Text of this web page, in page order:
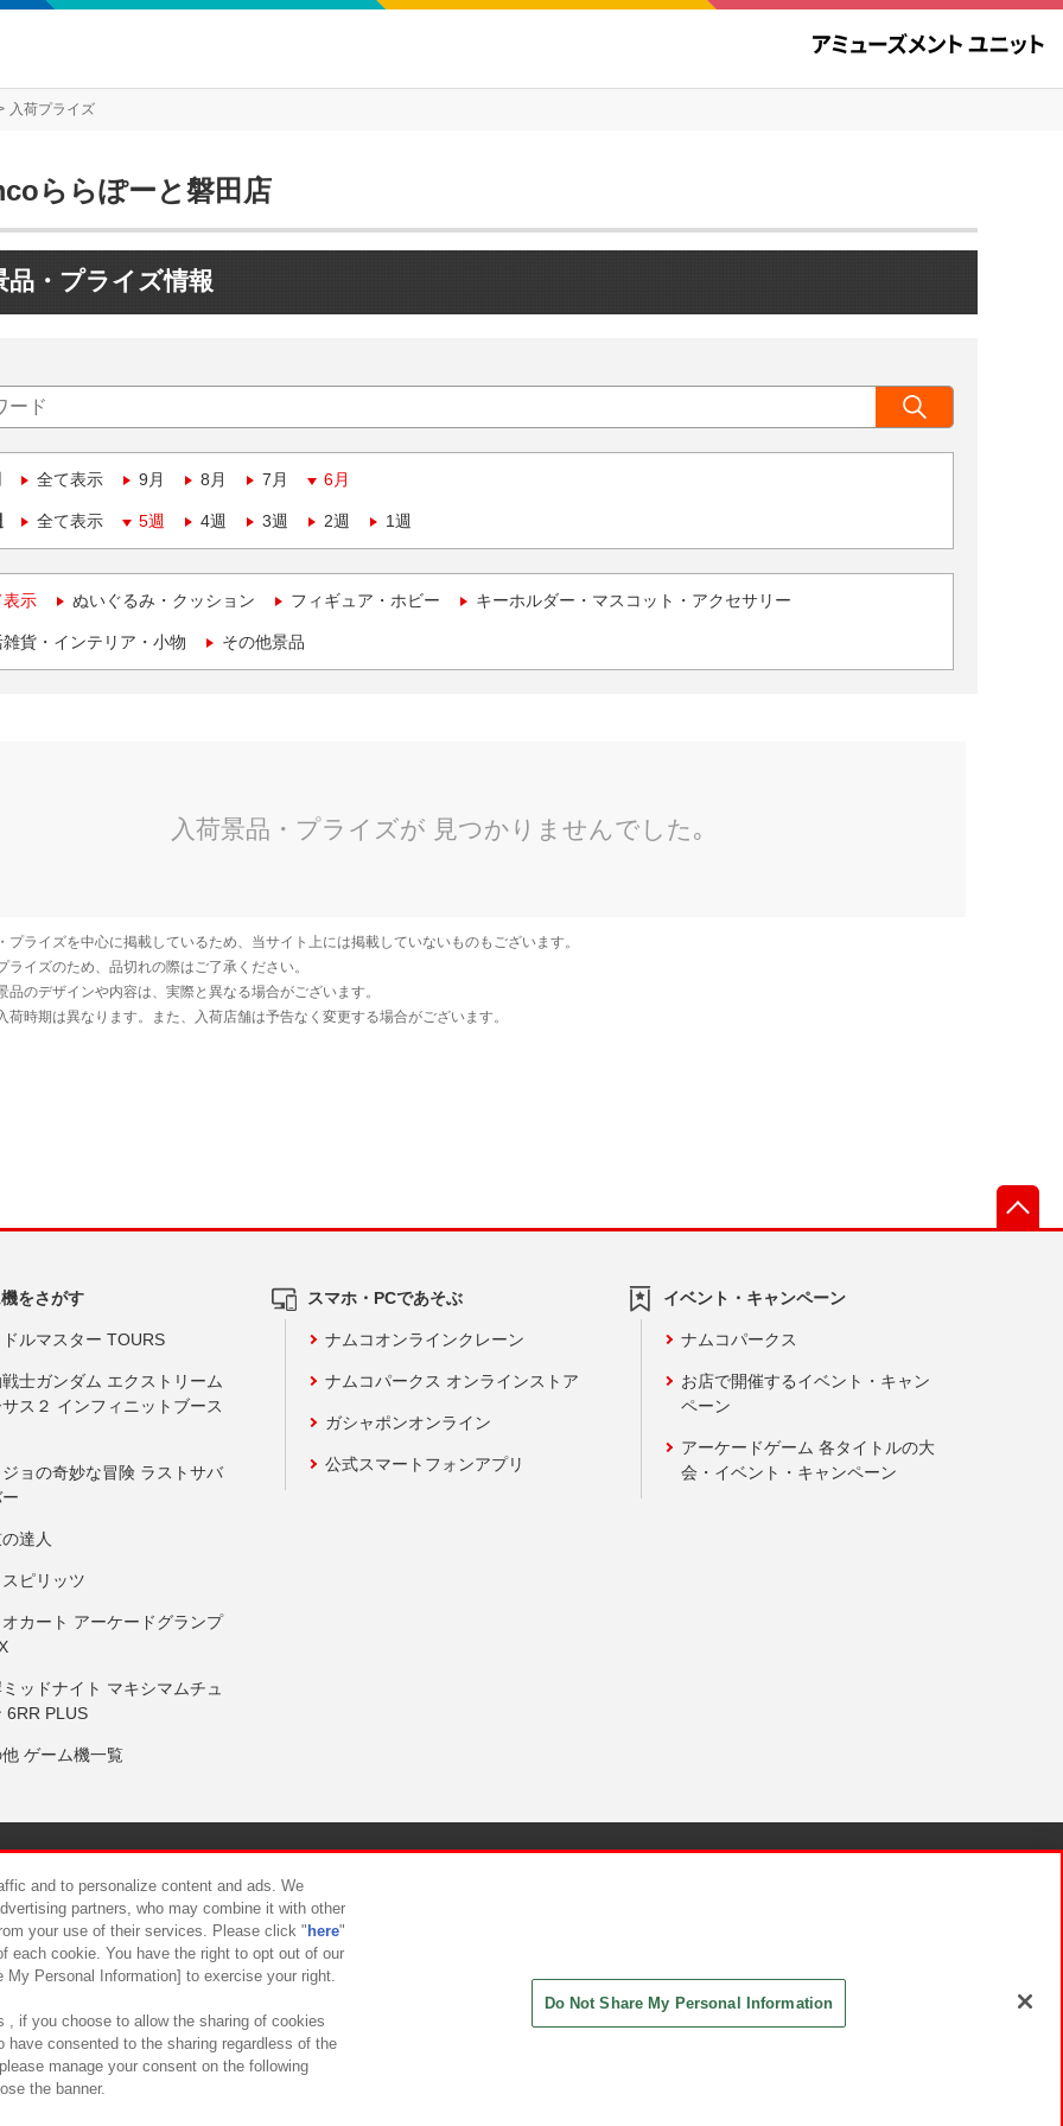
入荷プライズ
ららぽーと磐田店
品・プライズ情報
全て表示 9月 8月 7月 6月
全て表示 5週 4週 3週 2週 1週
表示 ぬいぐるみ・クッション フィギュア・ホビー キーホルダー・マスコット・アクセサリー
貨・インテリア・小物 その他景品
をさがす
ルマスター TOURS
士ガンダム エクストリーム
ス２ インフィニットブース
ョの奇妙な冒険 ラストサバ
達人
ピリッツ
カート アーケードグランプ
ッドナイト マキシマムチュ
6RR PLUS
ゲーム機一覧
スマホ・PCであそぶ
ナムコオンラインクレーン
ナムコパークス オンラインストア
ガシャポンオンライン
公式スマートフォンアプリ
イベント・キャンペーン
ナムコパークス
お店で開催するイベント・キャン
ペーン
アーケードゲーム 各タイトルの大
会・イベント・キャンペーン
について カスタマーハラスメント対応方針
and to personalize content and ads. We
partners, who may combine it with other
your use of their services. Please click " here"
each cookie. You have the right to opt out of our
Personal Information] to exercise your right.
, if you choose to allow the sharing of cookies
have consented to the sharing regardless of the
manage your consent on the following
the banner.
Do Not Share My Personal Information